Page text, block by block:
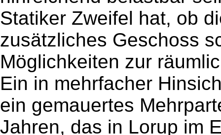
Statiker Zweifel hat, ob
zusätzliches Geschoss
Möglichkeiten zur
Ein in mehrfacher
ein gemauertes
Jahren, das in Lorup im